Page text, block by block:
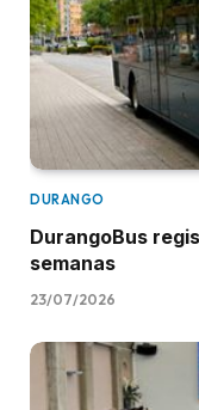
DURANGO
DurangoBus
semanas
23/07/2026